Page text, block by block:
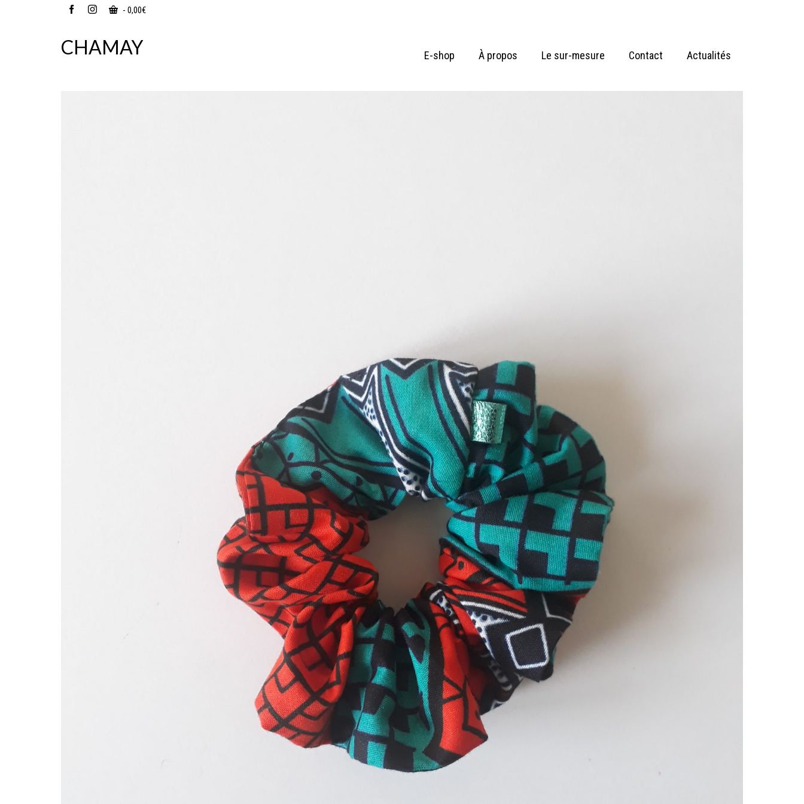
- 0,00€
CHAMAY E-shop À propos Le sur-mesure Contact Actualités